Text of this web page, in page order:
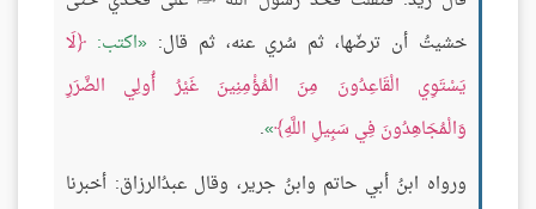
خشيتُ أن ترضّها، ثم سُري عنه، ثم قال: اكتب:
لَا
يَسْتَوِي الْقَاعِدُونَ مِنَ الْمُؤْمِنِينَ غَيْرُ أُولِي الضَّرَرِ
وَالْمُجَاهِدُونَ فِي سَبِيلِ اللَّهِ
.
ورواه ابنُ أبي حاتم وابنُ جرير، وقال عبدُالرزاق: أخبرنا